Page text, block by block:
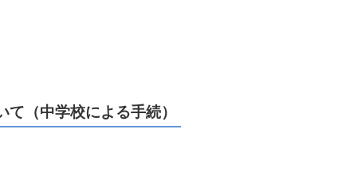
（中学校による手続）